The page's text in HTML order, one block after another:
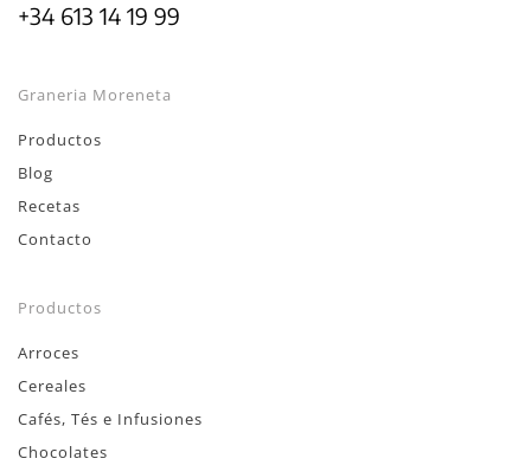
+34 613 14 19 99
Graneria Moreneta
Productos
Blog
Recetas
Contacto
Productos
Arroces
Cereales
Cafés, Tés e Infusiones
Chocolates